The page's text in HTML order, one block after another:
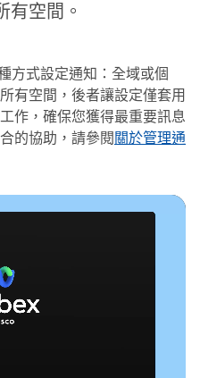
有空間。
方式設定通知：全域或個
有空間，後者讓設定僅套用
作，確保您獲得最重要訊息
的協助，請參閱 關於管理通